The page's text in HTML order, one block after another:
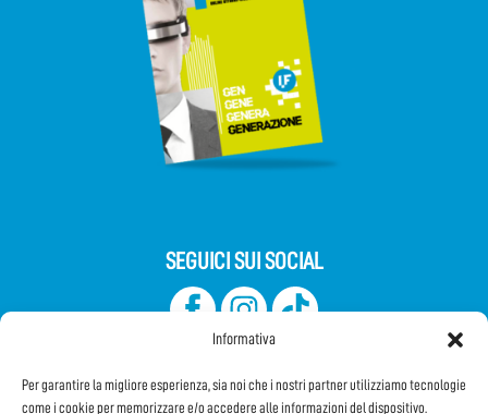
Informativa
Per garantire la migliore esperienza, sia noi che i nostri partner utilizziamo tecnologie
come i cookie per memorizzare e/o accedere alle informazioni del dispositivo.
SEGUICI SUI SOCIAL